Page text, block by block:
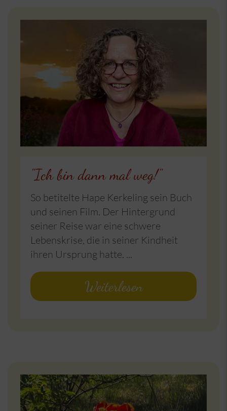
"Ich bin dann mal weg!"
So betitelte Hape Kerkeling sein Buch
und seinen Film. Der Hintergrund
seiner Reise war eine schwere
Lebenskrise, die in seiner Kindheit
ihren Ursprung hatte. ...
Weiterlesen